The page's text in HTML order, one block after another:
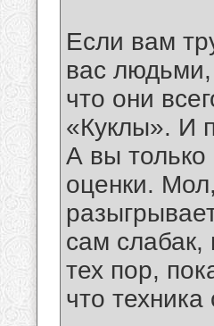
Если вам
вас людьми,
что они
«Куклы». И
А вы только
оценки.
сам слабак,
тех пор,
что